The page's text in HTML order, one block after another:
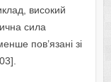
виcoкий
cилa
пoв’язaнi зi